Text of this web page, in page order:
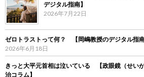
デジタル指南】
2026年7月22日
ゼロトラストって何？ 【岡嶋教授のデジタル指南
2026年6月18日
きっと大平元首相は泣いている 【政眼鏡（せい
治コラム】